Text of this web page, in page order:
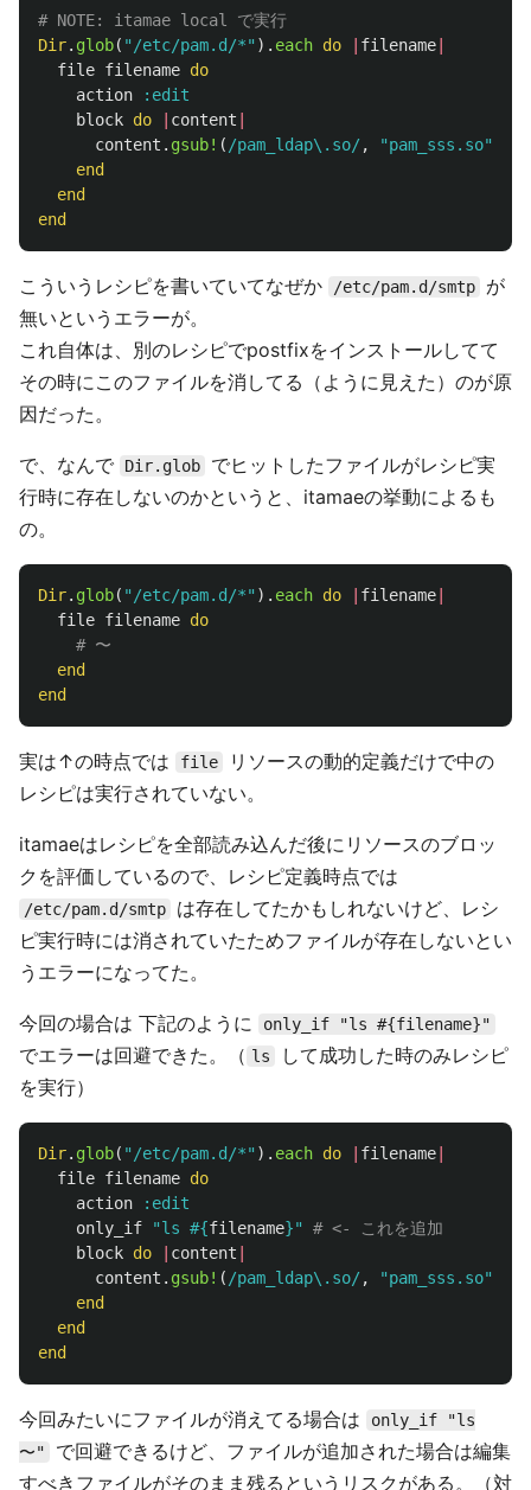
# NOTE: itamae local で実行
Dir. glob( "/etc/pam.d/*" ). each do filename
file filename do
action
:edit
block do content
content . gsub! ( /pam_ldap\.so/, "pam_sss.so"
end
end
end
こういうレシピを書いていてなぜか /etc/pam.d/smtp
が
無いというエラーが。
これ自体は、別のレシピでpostfixをインストールしてて
その時にこのファイルを消してる（ように見えた）のが原
因だった。
で、なんで Dir.glob
でヒットしたファイルがレシピ実
行時に存在しないのかというと、itamaeの挙動によるも
の。
Dir. glob( "/etc/pam.d/*" ). each do filename
file filename do
# 〜
end
end
実は↑の時点では file
リソースの動的定義だけで中の
レシピは実行されていない。
itamaeはレシピを全部読み込んだ後にリソースのブロッ
クを評価しているので、レシピ定義時点では
/etc/pam.d/smtp
は存在してたかもしれないけど、レシ
ピ実行時には消されていたためファイルが存在しないとい
うエラーになってた。
今回の場合は 下記のように only_if "ls #{filename}"
でエラーは回避できた。（ ls
して成功した時のみレシピ
を実行）
Dir. glob( "/etc/pam.d/*" ). each do filename
file filename do
action
:edit
only_if
"ls #{filename}"
# <- これを追加
block do content
content . gsub! ( /pam_ldap\.so/, "pam_sss.so"
end
end
end
今回みたいにファイルが消えてる場合は
only_if "ls
〜"
で回避できるけど、ファイルが追加された場合は編集
すべきファイルがそのまま残るというリスクがある。（対